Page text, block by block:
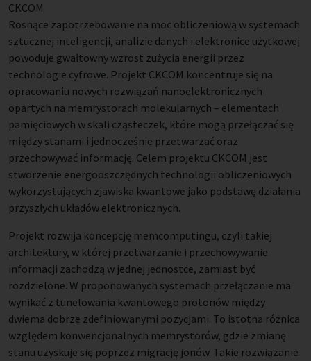
CKCOM
Rosnące zapotrzebowanie na moc obliczeniową w systemach
sztucznej inteligencji, analizie danych i elektronice użytkowej
powoduje gwałtowny wzrost zużycia energii przez
technologie cyfrowe. Projekt CKCOM koncentruje się na
opracowaniu nowych rozwiązań nanoelektronicznych
opartych na memrystorach molekularnych – elementach
pamięciowych w skali cząsteczek, które mogą przełączać się
między stanami i jednocześnie przetwarzać oraz
przechowywać informację. Celem projektu CKCOM jest
stworzenie energooszczędnych technologii obliczeniowych
wykorzystujących zjawiska kwantowe jako podstawę działania
przyszłych układów elektronicznych.
Projekt rozwija koncepcję memcomputingu, czyli takiej
architektury, w której przetwarzanie i przechowywanie
informacji zachodzą w jednej jednostce, zamiast być
rozdzielone. W proponowanych systemach przełączanie ma
wynikać z tunelowania kwantowego protonów między
dwiema dobrze zdefiniowanymi pozycjami. To istotna różnica
względem konwencjonalnych memrystorów, gdzie zmianę
stanu uzyskuje się poprzez migrację jonów. Takie rozwiązanie